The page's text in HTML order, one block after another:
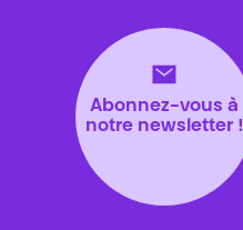
Abonnez-vous à
notre newsletter !